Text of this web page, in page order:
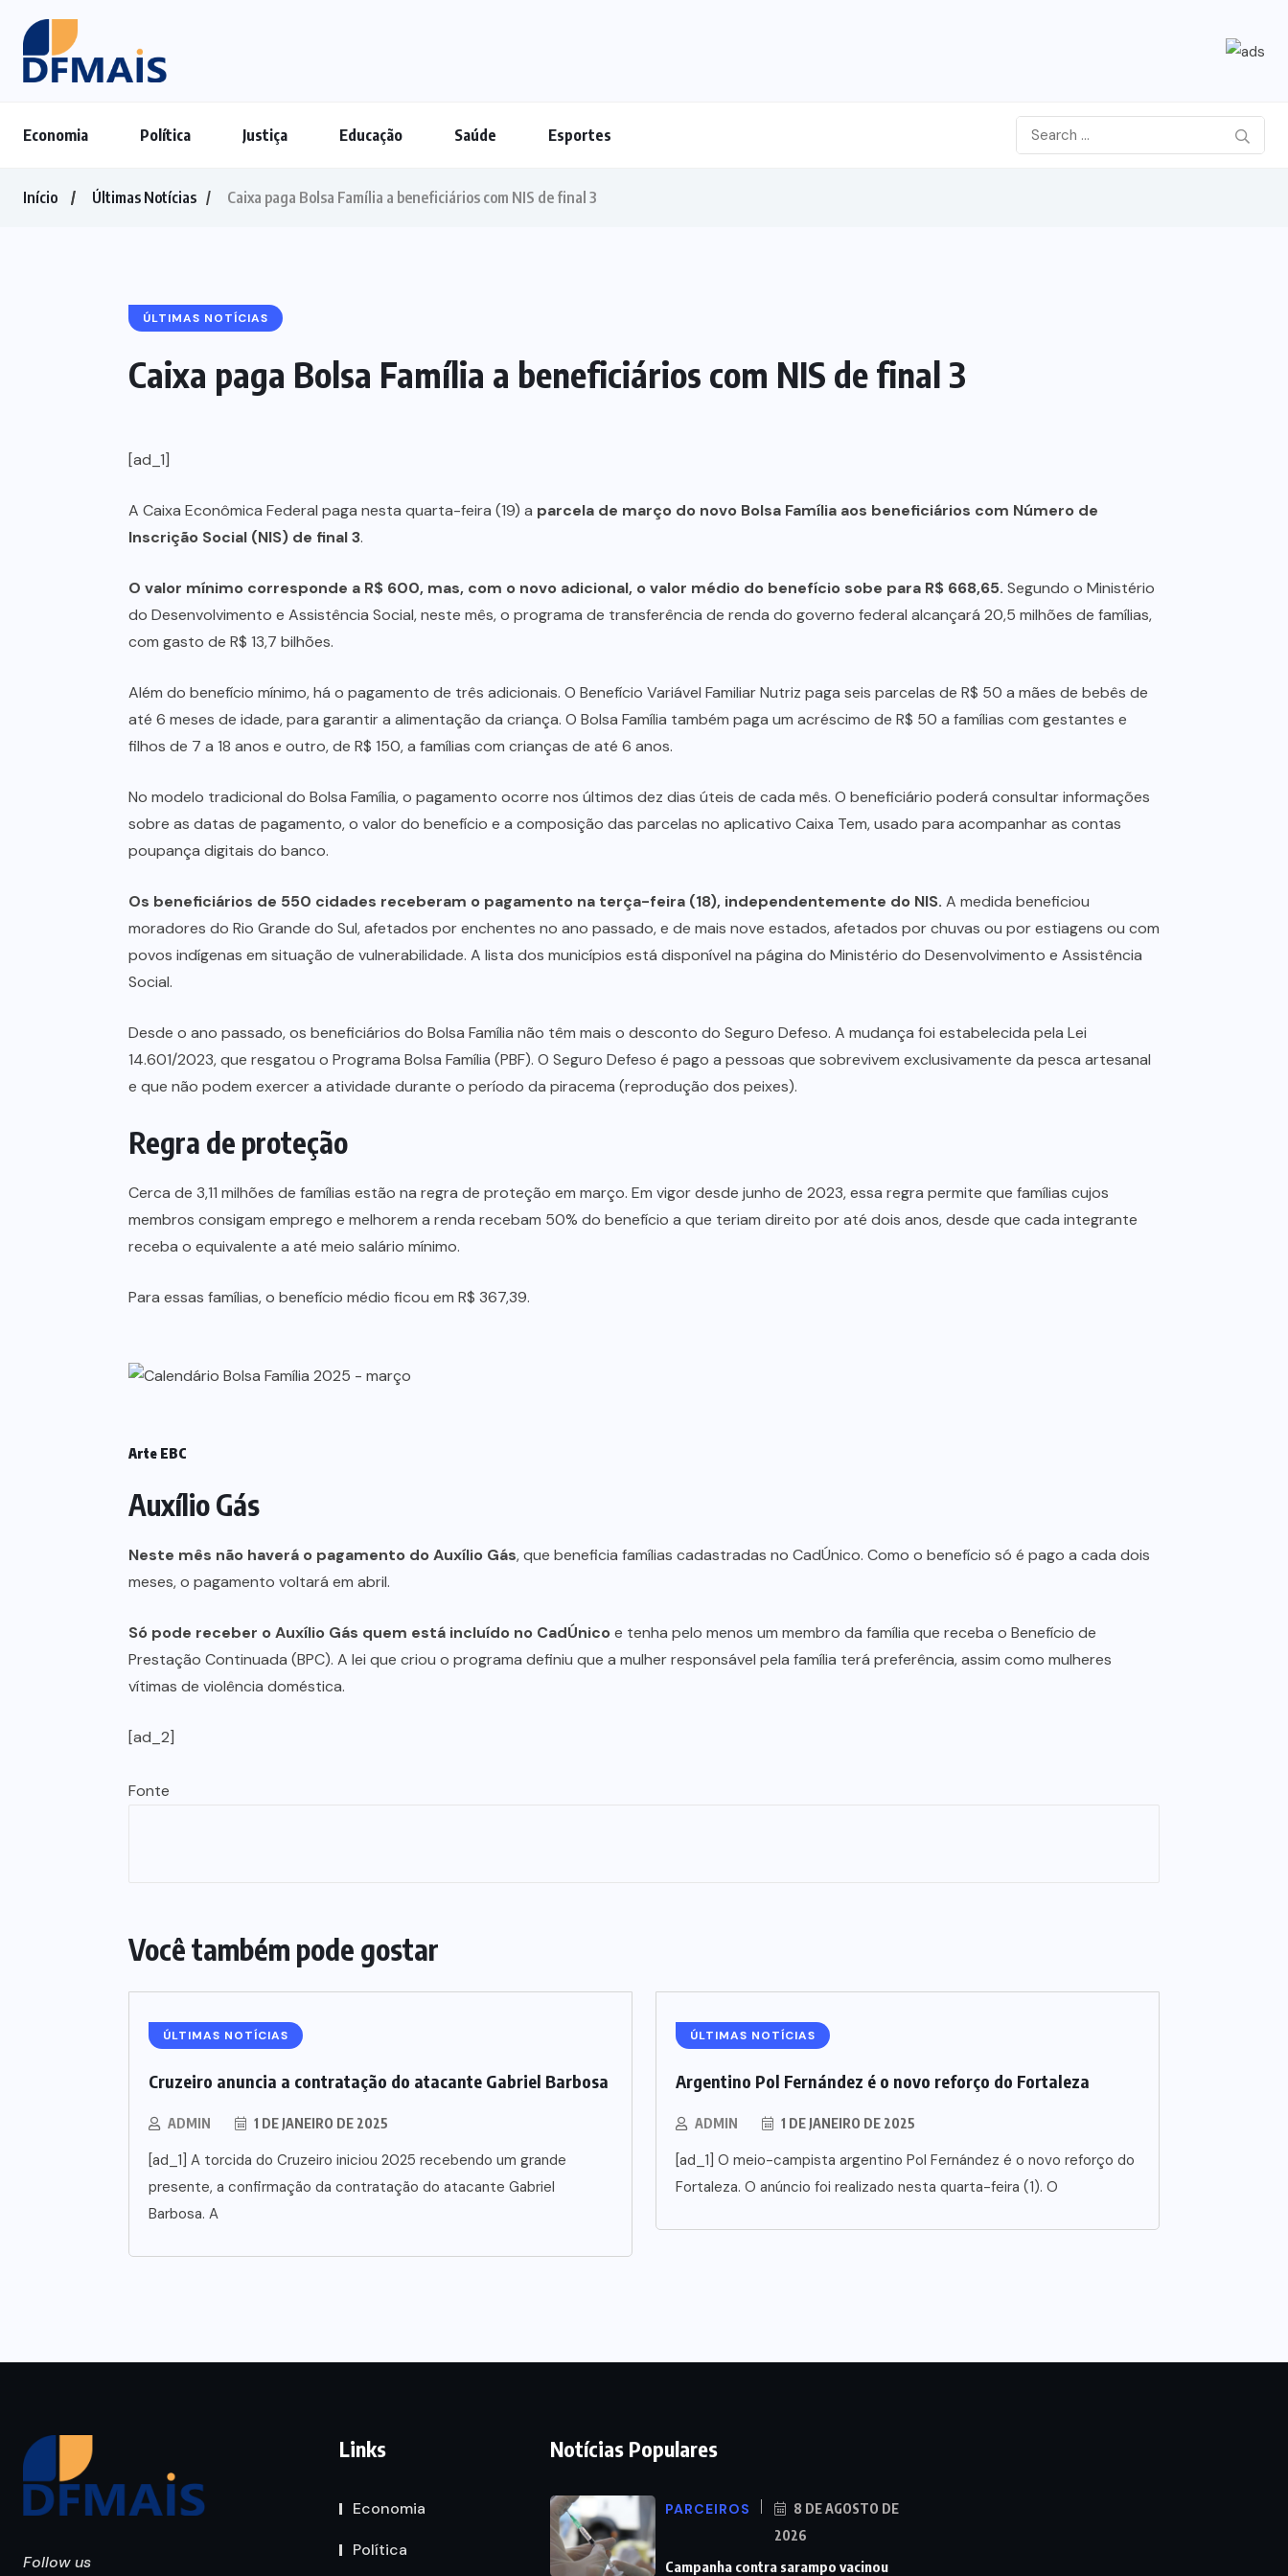
Economia Política Justiça Educação Saúde Esportes
Início Últimas Notícias Caixa paga Bolsa Família a beneficiários com NIS de final 3
ÚLTIMAS NOTÍCIAS
Caixa paga Bolsa Família a beneficiários com NIS de final 3
[ad_1]
A Caixa Econômica Federal paga nesta quarta-feira (19) a parcela de março do novo Bolsa Família aos beneficiários com Número de
Inscrição Social (NIS) de final 3.
O valor mínimo corresponde a R$ 600, mas, com o novo adicional, o valor médio do benefício sobe para R$ 668,65. Segundo o Ministério
do Desenvolvimento e Assistência Social, neste mês, o programa de transferência de renda do governo federal alcançará 20,5 milhões de famílias,
com gasto de R$ 13,7 bilhões.
Além do benefício mínimo, há o pagamento de três adicionais. O Benefício Variável Familiar Nutriz paga seis parcelas de R$ 50 a mães de bebês de
até 6 meses de idade, para garantir a alimentação da criança. O Bolsa Família também paga um acréscimo de R$ 50 a famílias com gestantes e
filhos de 7 a 18 anos e outro, de R$ 150, a famílias com crianças de até 6 anos.
No modelo tradicional do Bolsa Família, o pagamento ocorre nos últimos dez dias úteis de cada mês. O beneficiário poderá consultar informações
sobre as datas de pagamento, o valor do benefício e a composição das parcelas no aplicativo Caixa Tem, usado para acompanhar as contas
poupança digitais do banco.
Os beneficiários de 550 cidades receberam o pagamento na terça-feira (18), independentemente do NIS. A medida beneficiou
moradores do Rio Grande do Sul, afetados por enchentes no ano passado, e de mais nove estados, afetados por chuvas ou por estiagens ou com
povos indígenas em situação de vulnerabilidade. A lista dos municípios está disponível na página do Ministério do Desenvolvimento e Assistência
Social.
Desde o ano passado, os beneficiários do Bolsa Família não têm mais o desconto do Seguro Defeso. A mudança foi estabelecida pela Lei
14.601/2023, que resgatou o Programa Bolsa Família (PBF). O Seguro Defeso é pago a pessoas que sobrevivem exclusivamente da pesca artesanal
e que não podem exercer a atividade durante o período da piracema (reprodução dos peixes).
Regra de proteção
Cerca de 3,11 milhões de famílias estão na regra de proteção em março. Em vigor desde junho de 2023, essa regra permite que famílias cujos
membros consigam emprego e melhorem a renda recebam 50% do benefício a que teriam direito por até dois anos, desde que cada integrante
receba o equivalente a até meio salário mínimo.
Para essas famílias, o benefício médio ficou em R$ 367,39.
Arte EBC
Auxílio Gás
Neste mês não haverá o pagamento do Auxílio Gás, que beneficia famílias cadastradas no CadÚnico. Como o benefício só é pago a cada dois
meses, o pagamento voltará em abril.
Só pode receber o Auxílio Gás quem está incluído no CadÚnicoe tenha pelo menos um membro da família que receba o Benefício de
Prestação Continuada (BPC). A lei que criou o programa definiu que a mulher responsável pela família terá preferência, assim como mulheres
vítimas de violência doméstica.
[ad_2]
Fonte
Você também pode gostar
ÚLTIMAS NOTÍCIAS
Cruzeiro anuncia a contratação do atacante Gabriel Barbosa
ADMIN 1 DE JANEIRO DE 2025
[ad_1] A torcida do Cruzeiro iniciou 2025 recebendo um grande
presente, a confirmação da contratação do atacante Gabriel
Barbosa. A
ÚLTIMAS NOTÍCIAS
Argentino Pol Fernández é o novo reforço do Fortaleza
ADMIN 1 DE JANEIRO DE 2025
[ad_1] O meio-campista argentino Pol Fernández é o novo reforço do
Fortaleza. O anúncio foi realizado nesta quarta-feira (1). O
Follow us
Links
Economia
Política
Notícias Populares
PARCEIROS
8 DE AGOSTO DE
2026
Campanha contra sarampo vacinou